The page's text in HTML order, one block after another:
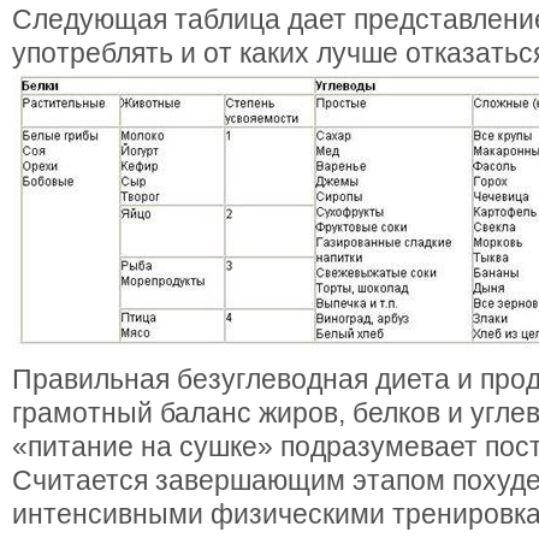
Следующая таблица дает
употреблять и от каких лучше
Правильная безуглеводная диета и
грамотный баланс жиров, белков и
«питание на сушке» подразумевает
Считается завершающим этапом
интенсивными физическими